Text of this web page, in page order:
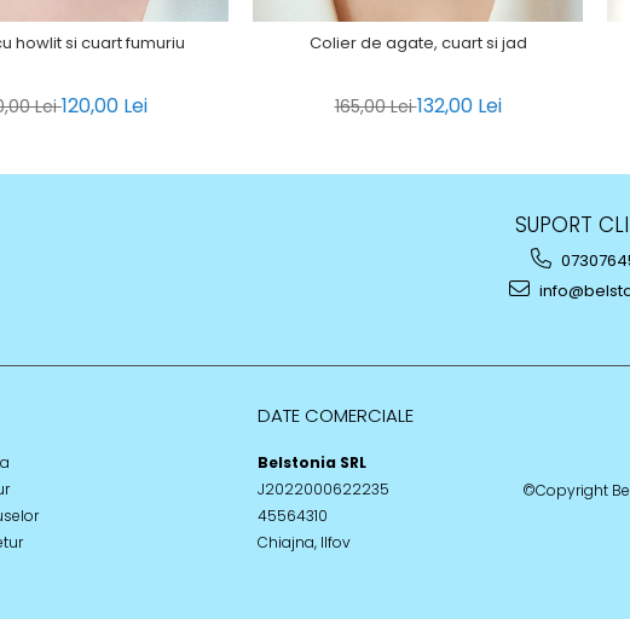
howlit si cuart fumuriu
Lei120,00 Lei
Colier de agate, cuart si jad
165,00 Lei132,00 Lei
SUPORT
DATE COMERCIALE
Belstonia SRL
J2022000622235
45564310
Chiajna, Ilfov
©Copyright